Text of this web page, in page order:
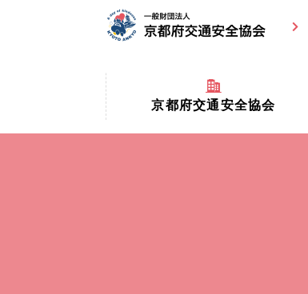
京都府交通安全協会
京都府交通安全協会とは？